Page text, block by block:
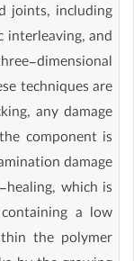
joints, including
interleaving, and
dimensional
techniques are
any damage
component is
damage
which is
a low
the polymer